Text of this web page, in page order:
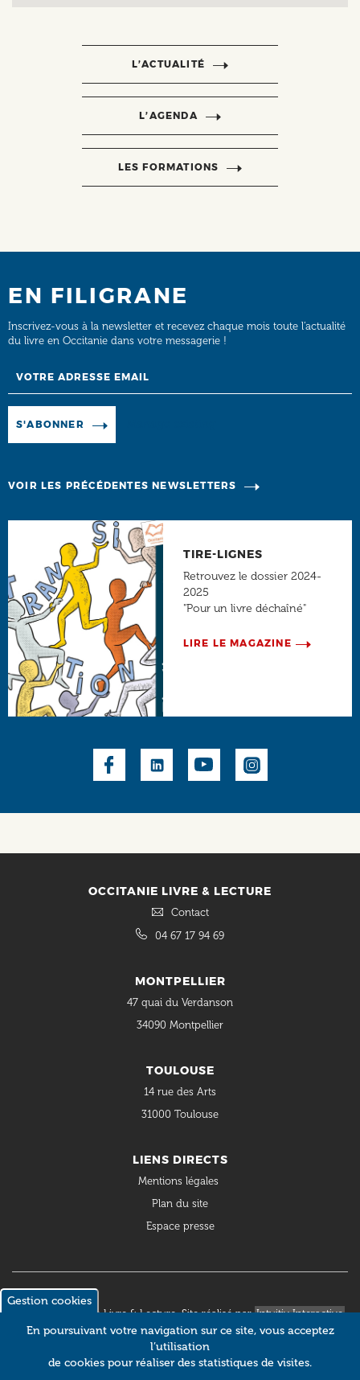
L’ACTUALITÉ
L’AGENDA
LES FORMATIONS
EN FILIGRANE
Inscrivez-vous à la newsletter et recevez chaque mois toute l’actualité
du livre en Occitanie dans votre messagerie !
S'ABONNER
VOIR LES PRÉCÉDENTES NEWSLETTERS
TIRE-LIGNES
Retrouvez le dossier 2024-
2025
"Pour un livre déchaîné"
LIRE LE MAGAZINE
OCCITANIE LIVRE & LECTURE
Contact
04 67 17 94 69
MONTPELLIER
47 quai du Verdanson
34090 Montpellier
TOULOUSE
14 rue des Arts
31000 Toulouse
LIENS DIRECTS
Mentions légales
Plan du site
Espace presse
© 2018 Occitanie Livre & Lecture. Site réalisé parIntuitiv Interactive
Gestion cookies
En poursuivant votre navigation sur ce site, vous acceptez
l’utilisation
de cookies pour réaliser des statistiques de visites.